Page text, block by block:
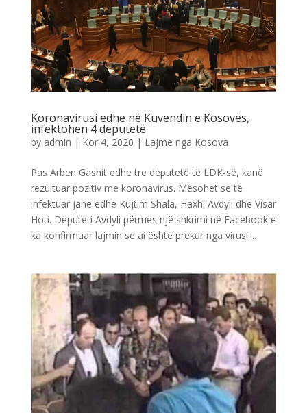
Koronavirusi edhe në Kuvendin e Kosovës,
infektohen 4 deputetë
by admin | Kor 4, 2020 | Lajme nga Kosova
Pas Arben Gashit edhe tre deputetë të LDK-së, kanë
rezultuar pozitiv me koronavirus. Mësohet se të
infektuar janë edhe Kujtim Shala, Haxhi Avdyli dhe Visar
Hoti. Deputeti Avdyli përmes një shkrimi në Facebook e
ka konfirmuar lajmin se ai është prekur nga virusi....